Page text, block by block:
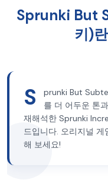
Sprunki But
키)
S
prunki But
를 더 어두운 톤
재해석한 Sprunki
드입니다. 오리지널
해 보세요!